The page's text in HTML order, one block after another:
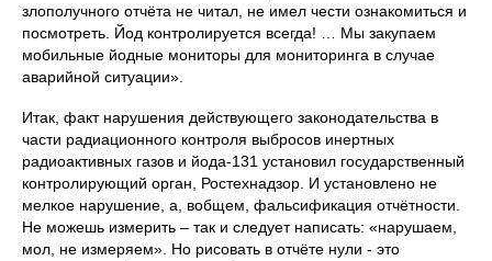
злополучного отчёта не читал, не имел чести ознакомиться и
посмотреть. Йод контролируется всегда! … Мы закупаем
мобильные йодные мониторы для мониторинга в случае
аварийной ситуации».
Итак, факт нарушения действующего законодательства в
части радиационного контроля выбросов инертных
радиоактивных газов и йода-131 установил государственный
контролирующий орган, Ростехнадзор. И установлено не
мелкое нарушение, а, вобщем, фальсификация отчётности.
Не можешь измерить – так и следует написать: «нарушаем,
мол, не измеряем». Но рисовать в отчёте нули - это